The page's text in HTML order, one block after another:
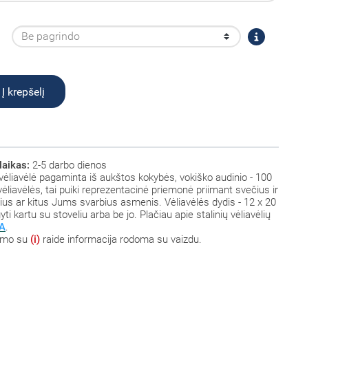
Į krepšelį
2-5 darbo dienos
pagaminta iš aukštos kokybės, vokiško audinio - 100
tai puiki reprezentacinė priemonė priimant svečius ir
ar kitus Jums svarbius asmenis. Vėliavėlės dydis - 12 x 20
kartu su stoveliu arba be jo. Plačiau apie stalinių vėliavėlių
.
su (i) raide informacija rodoma su vaizdu.